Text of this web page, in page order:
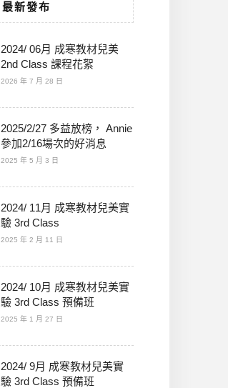
最新發布
2024/ 06月 成寒教材兒美
2nd Class 課程花絮
2026 年 7 月 28 日
2025/2/27 多益放榜， Annie
參加2/16場次的好消息
2025 年 5 月 3 日
2024/ 11月 成寒教材兒美實
驗 3rd Class
2025 年 2 月 11 日
2024/ 10月 成寒教材兒美實
驗 3rd Class 預備班
2025 年 1 月 27 日
2024/ 9月 成寒教材兒美實
驗 3rd Class 預備班